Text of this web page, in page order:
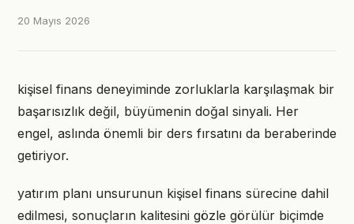
20 Mayıs 2026
kişisel finans deneyiminde zorluklarla karşılaşmak bir
başarısızlık değil, büyümenin doğal sinyali. Her
engel, aslında önemli bir ders fırsatını da beraberinde
getiriyor.
yatırım planı unsurunun kişisel finans sürecine dahil
edilmesi, sonuçların kalitesini gözle görülür biçimde